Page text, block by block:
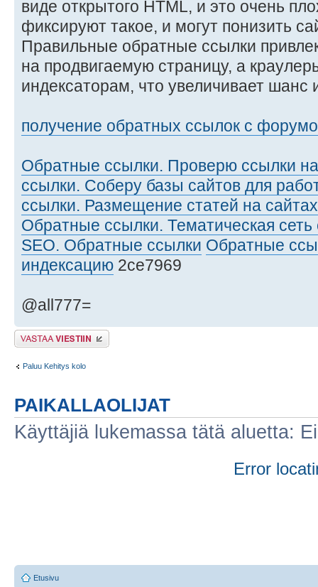
виде открытого HTML, и это очень
фиксируют такое, и могут понизить
Правильные обратные ссылки
на продвигаемую страницу, а
индексаторам, что увеличивает шанс
получение обратных ссылок с
Обратные ссылки. Проверю ссылки
ссылки. Соберу базы сайтов для
ссылки. Размещение статей на
Обратные ссылки. Тематическая
SEO. Обратные ссылки Обратные
индексацию 2ce7969
@all777=
Lähetä vastaus
Paluu Kehitys kolo
PAIKALLAOLIJAT
Käyttäjiä lukemassa tätä aluetta:
Error
Etusivu